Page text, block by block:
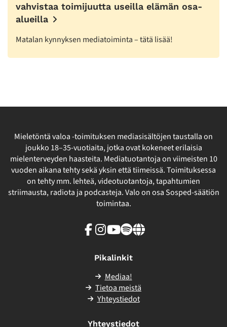
vahvistaa toimijuutta useilla elämän osa-
alueilla
Matalan kynnyksen mediatoiminta – tätä lisää!
Mieletöntä valoa -toimituksen mediasisältöjen taustalla on
joukko 18–35-vuotiaita, jotka ovat kokeneet erilaisia
mielenterveyden haasteita. Mediatuotantoja on viimeisten 10
vuoden aikana tehty sekä yksin että tiimeissä. Toimituksessa
on tehty mm. lehteä, videotuotantoja, tapahtumien
striimausta, radiota ja podcasteja. Valo on osa Sosped-säätiön
toimintaa.
Facebook
Instagram
Youtube
SpotifyLinkki
Pikalinkit
Mediaa!
Tietoa meistä
Yhteystiedot
Yhteystiedot